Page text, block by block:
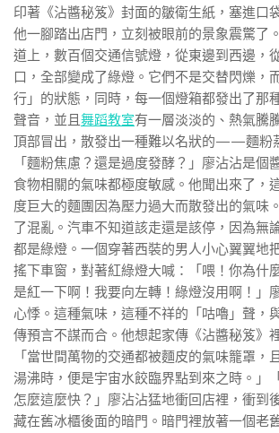
印著《沾醬秘笈》封面的皺衛生紙，塞進口
他一腳踏出店門，立刻被眼前的景象震驚了
道上，數百個交通信號燈，從東邊到西邊，
口，全部變成了綠燈。它們不是交替閃爍，
行」的狀態，同時，每一個燈箱都發出了那
聲音，並且 舞蹈教室有一層淡淡的、熱氣騰
頂部冒出，散發出一種難以名狀的——麵粉
「麵粉焦慮？還是過度發酵？」廖沾沾是個
食物相關的氣味都極度敏感。他聞出來了，
度巨大的麵團因為壓力過大而散發出的氣味
了混亂。汽車不知道該走還是該停，因為無
都是綠燈。一個穿著西裝的男人小心翼翼地
搖下車窗，對著紅綠燈大喊：「喂！你為什
是紅一下啊！我要向左轉！綠燈沒用啊！」
心悸。這種氣味，這種不祥的「咕嚕」聲，
傳預言不謀而合。他想起家傳《沾醬秘笈》
「當世間萬物的交通都被麵皮的氣味籠罩，
湯沸時，便是宇宙水餃臨界點到來之時。」
怎麼這麼快？」廖沾沾猛地衝回店裡，衝到
藏在舊冰櫃後面的暗門。暗門裡放著一個老